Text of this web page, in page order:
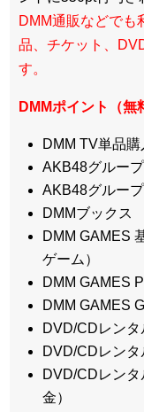
DMM通販などでも
品、チケット、
す。
DMMポイント（無
DMM TV単品購
AKB48グルー
AKB48グルー
DMMブックス
DMM GAMES
ゲーム）
DMM GAMES
DMM GAMES
DVD/CDレン
DVD/CDレンタ
DVD/CDレン
金）